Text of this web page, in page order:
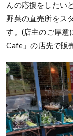
んの応援をしたい
野菜の直売所をス
す。(店主のご厚意
Cafe」の店先で販